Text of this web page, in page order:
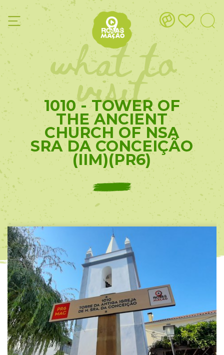
what to
visit
1010 - TOWER OF
THE ANCIENT
CHURCH OF NSA
SRA DA CONCEIÇÃO
(IIM)(PR6)